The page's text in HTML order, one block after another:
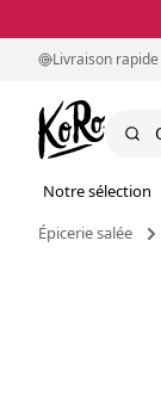
Livraison rapide
Notre sélection
Épicerie salée